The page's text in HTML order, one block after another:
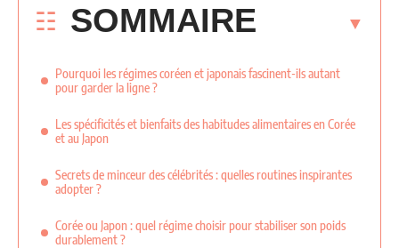
SOMMAIRE
Pourquoi les régimes coréen et japonais fascinent-ils autant
pour garder la ligne ?
Les spécificités et bienfaits des habitudes alimentaires en Corée
et au Japon
Secrets de minceur des célébrités : quelles routines inspirantes
adopter ?
Corée ou Japon : quel régime choisir pour stabiliser son poids
durablement ?